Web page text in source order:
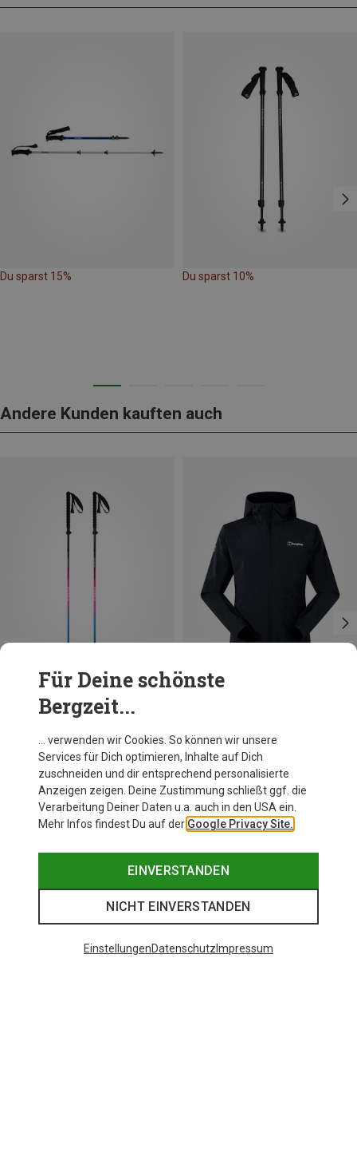
Du sparst 15% Du sparst 10%
Andere Kunden kauften auch
Damen Sonic Alu Plus Trekkingstöcke
107-125CM
Für Deine schönste
Bergzeit...
… verwenden wir Cookies. So können wir unsere
Services für Dich optimieren, Inhalte auf Dich
zuschneiden und dir entsprechend personalisierte
Anzeigen zeigen. Deine Zustimmung schließt ggf. die
Verarbeitung Deiner Daten u.a. auch in den USA ein.
Mehr Infos findest Du auf der Google Privacy Site.
EINVERSTANDEN
NICHT EINVERSTANDEN
EinstellungenDatenschutz Impressum